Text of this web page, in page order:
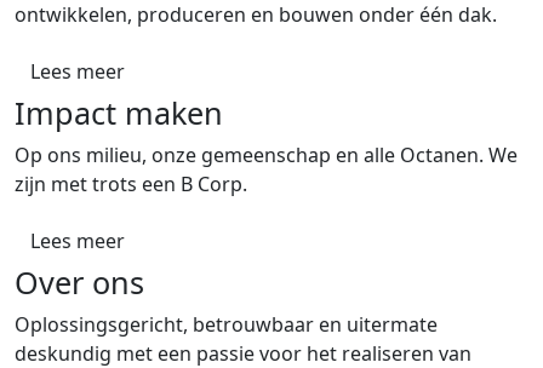
ontwikkelen, produceren en bouwen onder één dak.
Lees meer
Impact maken
Op ons milieu, onze gemeenschap en alle Octanen. We
zijn met trots een B Corp.
Lees meer
Over ons
Oplossingsgericht, betrouwbaar en uitermate
deskundig met een passie voor het realiseren van